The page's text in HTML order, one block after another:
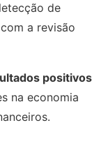
de
a revisão
positivos
na economia